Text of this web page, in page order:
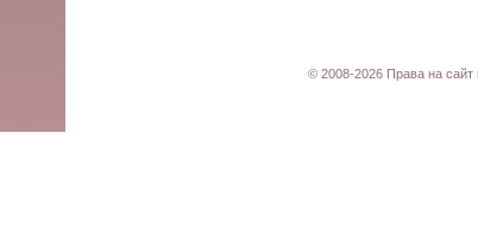
© 2008-2026 Права на сайт